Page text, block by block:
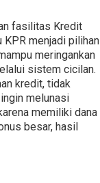
fasilitas Kredit
KPR menjadi pilihan
meringankan
sistem cicilan.
kredit, tidak
melunasi
memiliki dana
besar, hasil